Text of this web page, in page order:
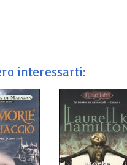
interessarti: